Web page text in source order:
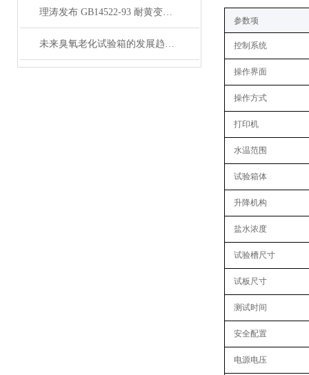
理涛发布 GB14522-93 耐黄变试验箱 温度控制 湿度控制
未来臭氧老化试验箱的发展趋势是什么？
‌参数项‌
控制系统
操作界面
操作方式
打印机
水温范围
试验箱体
升降机构
盐水浓度
试验槽尺寸
试板尺寸
测试时间
安全配置
电源电压